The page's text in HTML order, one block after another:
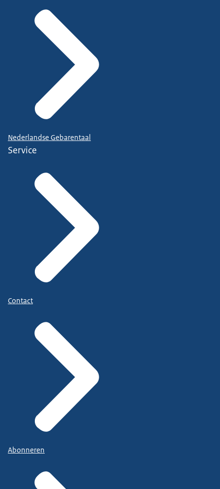
Nederlandse Gebarentaal
Service
Contact
Abonneren